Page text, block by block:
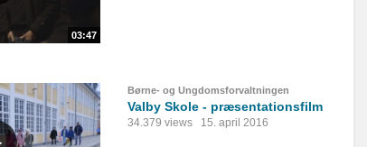
03:47
Børne- og Ungdomsforvaltningen
Valby Skole - præsentationsfilm
34.379 views 15. april 2016